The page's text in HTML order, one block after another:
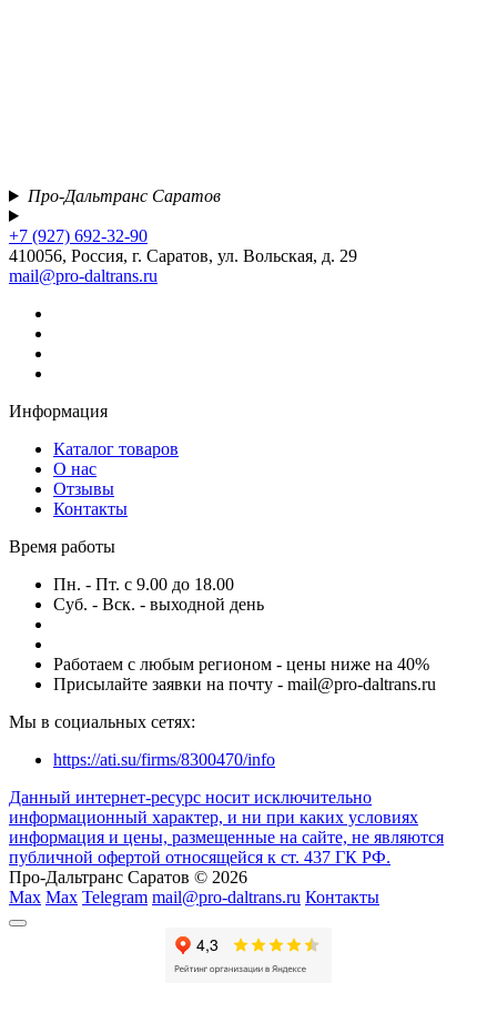
Про-Дальтранс Саратов
+7 (927) 692-32-90
410056, Россия, г. Саратов, ул. Вольская, д. 29
mail@pro-daltrans.ru
Информация
Каталог товаров
О нас
Отзывы
Контакты
Время работы
Пн. - Пт. с 9.00 до 18.00
Суб. - Вск. - выходной день
Работаем с любым регионом - цены ниже на 40%
Присылайте заявки на почту - mail@pro-daltrans.ru
Мы в социальных сетях:
https://ati.su/firms/8300470/info
Данный интернет-ресурс носит исключительно
информационный характер, и ни при каких условиях
информация и цены, размещенные на сайте, не являются
публичной офертой относящейся к ст. 437 ГК РФ.
Про-Дальтранс Саратов © 2026
Max Max Telegram mail@pro-daltrans.ru Контакты